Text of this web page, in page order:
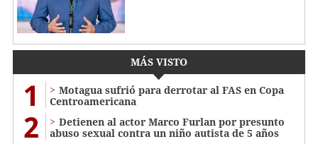
MÁS VISTO
1
Motagua sufrió para derrotar al FAS en Copa
Centroamericana
2
Detienen al actor Marco Furlan por presunto
abuso sexual contra un niño autista de 5 años